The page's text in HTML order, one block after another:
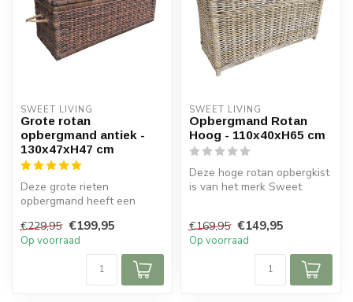
SWEET LIVING
Grote rotan
opbergmand antiek -
130x47xH47 cm
Deze grote rieten
opbergmand heeft een
kleur. De rieten...
€229,95 €199,95
Op voorraad
SWEET LIVING
Opbergmand Rotan
Hoog - 110x40xH65 cm
Deze hoge rotan opbergkist
is van het merk Sweet
€169,95 €149,95
Op voorraad